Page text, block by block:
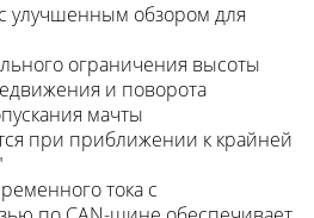
улучшенным обзором для
ограничения высоты
и поворота
мачты
при приближении к крайней
тока с